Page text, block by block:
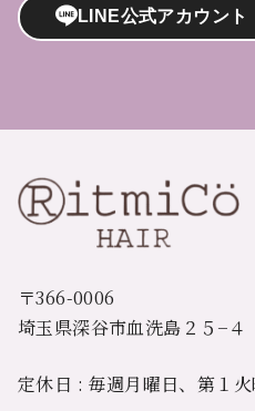
LINE公式アカウント
〒366-0006
埼玉県深谷市血洗島２５−４
定休日 : 毎週月曜日、第１